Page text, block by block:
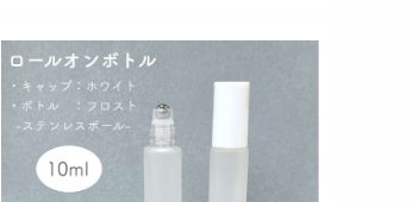
ギフト ハンドメイド 手作りおしゃれ かわ
いい